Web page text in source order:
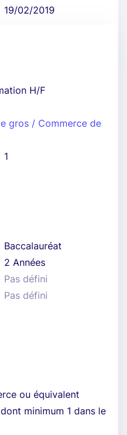
19/02/2019
H/F
gros / Commerce de
1
Baccalauréat
2 Années
Pas défini
Pas défini
ou équivalent
minimum 1 dans le